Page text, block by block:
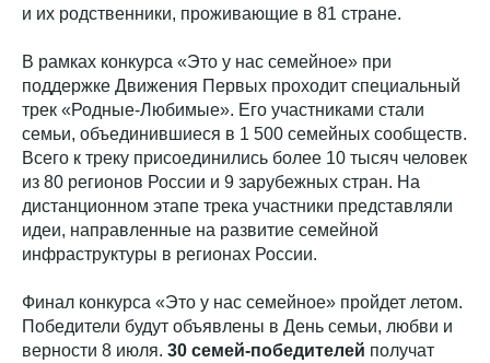
и их родственники, проживающие в 81 стране.
В рамках конкурса «Это у нас семейное» при
поддержке Движения Первых проходит специальный
трек «Родные-Любимые». Его участниками стали
семьи, объединившиеся в 1 500 семейных сообществ.
Всего к треку присоединились более 10 тысяч человек
из 80 регионов России и 9 зарубежных стран. На
дистанционном этапе трека участники представляли
идеи, направленные на развитие семейной
инфраструктуры в регионах России.
Финал конкурса «Это у нас семейное» пройдет летом.
Победители будут объявлены в День семьи, любви и
верности 8 июля. 30 семей-победителей получат